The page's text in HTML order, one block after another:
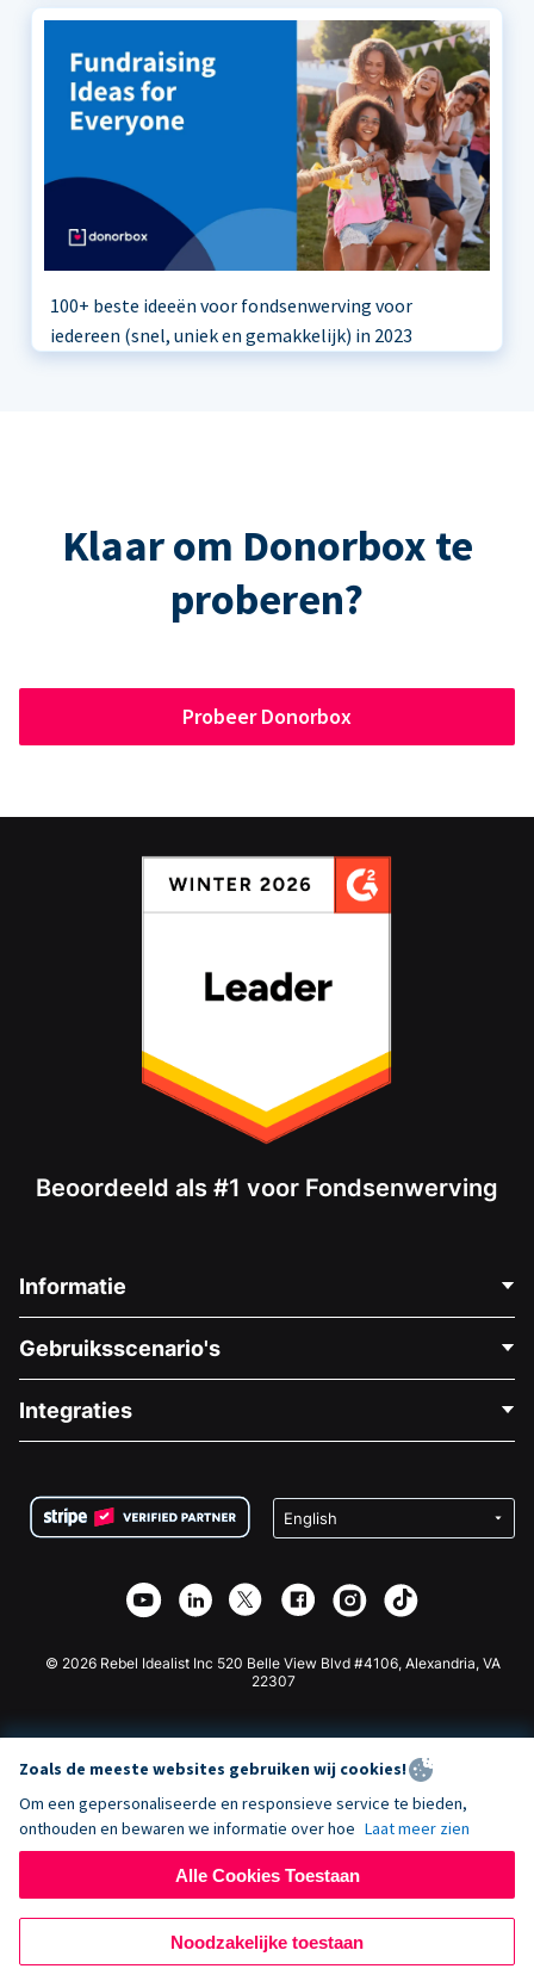
100+ beste ideeën voor fondsenwerving voor
iedereen (snel, uniek en gemakkelijk) in 2023
Klaar om Donorbox te
proberen?
Probeer Donorbox
Beoordeeld als #1 voor Fondsenwerving
Informatie
Over Ons
Vacatures
Privacy
Affiliate Partnerschap
Gebruiksscenario's
Medische Fondsenwerving
Goede Doelen Fondsenwerving
Integraties
Wix Donatie Plugin
Webflow Donatie App
Joomla Donatie
© 2026 Rebel Idealist Inc 520 Belle View Blvd #4106, Alexandria, VA
22307
Zoals de meeste websites gebruiken wij cookies!
Om een gepersonaliseerde en responsieve service te bieden,
onthouden en bewaren we informatie over hoe Laat meer zien
Alle Cookies Toestaan
Noodzakelijke toestaan